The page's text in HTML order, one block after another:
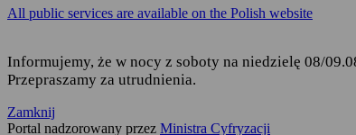
Odbiorcą Twoich
All public services are available on the Polish website
Informujemy, że w nocy z soboty na niedzielę 08/
Przepraszamy za utrudnienia.
Zamknij
Portal nadzorowany przez Ministra Cyfryzacji